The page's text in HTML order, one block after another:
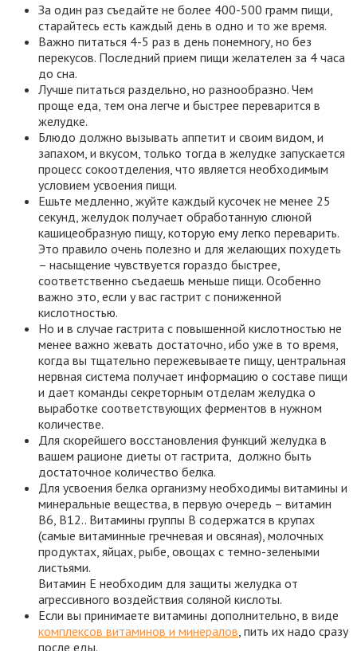
За один раз съедайте не более 400-500 грамм пищи,
старайтесь есть каждый день в одно и то же время.
Важно питаться 4-5 раз в день понемногу, но без
перекусов. Последний прием пищи желателен за 4 часа
до сна.
Лучше питаться раздельно, но разнообразно. Чем
проще еда, тем она легче и быстрее переварится в
желудке.
Блюдо должно вызывать аппетит и своим видом, и
запахом, и вкусом, только тогда в желудке запускается
процесс сокоотделения, что является необходимым
условием усвоения пищи.
Ешьте медленно, жуйте каждый кусочек не менее 25
секунд, желудок получает обработанную слюной
кашицеобразную пищу, которую ему легко переварить.
Это правило очень полезно и для желающих похудеть
– насыщение чувствуется гораздо быстрее,
соответственно съедаешь меньше пищи. Особенно
важно это, если у вас гастрит с пониженной
кислотностью.
Но и в случае гастрита с повышенной кислотностью не
менее важно жевать достаточно, ибо уже в то время,
когда вы тщательно пережевываете пищу, центральная
нервная система получает информацию о составе пищи
и дает команды секреторным отделам желудка о
выработке соответствующих ферментов в нужном
количестве.
Для скорейшего восстановления функций желудка в
вашем рационе диеты от гастрита, должно быть
достаточное количество белка.
Для усвоения белка организму необходимы витамины и
минеральные вещества, в первую очередь – витамин
B6, В12.. Витамины группы B содержатся в крупах
(самые витаминные гречневая и овсяная), молочных
продуктах, яйцах, рыбе, овощах с темно-зелеными
листьями.
Витамин Е необходим для защиты желудка от
агрессивного воздействия соляной кислоты.
Если вы принимаете витамины дополнительно, в виде
комплексов витаминов и минералов , пить их надо сразу
после еды.